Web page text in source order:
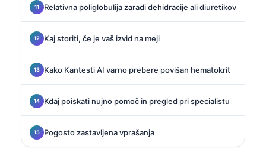
Relativna poliglobulija zaradi dehidracije ali diuretikov
Kaj storiti, če je vaš izvid na meji
Kako Kantesti AI varno prebere povišan hematokrit
Kdaj poiskati nujno pomoč in pregled pri specialistu
Pogosto zastavljena vprašanja